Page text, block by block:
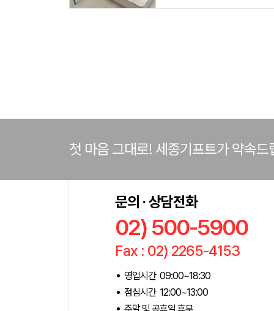
첫 마음 그대로! 세종기프트가 약속드
문의 · 상담전화
02) 500-5900
Fax : 02) 2265-4153
영업시간 09:00~18:30
점심시간 12:00~13:00